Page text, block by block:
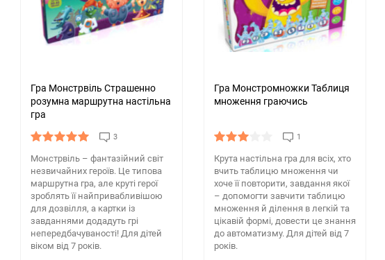
Гра Монстрвіль Страшенно
розумна маршрутна настільна
гра
3
Монстрвіль – фантазійний світ
незвичайних героїв. Це типова
маршрутна гра, але круті герої
зроблять її найпривабливішою
для дозвілля, а картки із
завданнями додадуть грі
непередбачуваності! Для дітей
віком від 7 років.
Гра Монстромножки Таблиця
множення граючись
1
Крута настільна гра для всіх, хто
вчить таблицю множення чи
хоче її повторити, завдання якої
– допомогти завчити таблицю
множення й ділення в легкій та
цікавій формі, довести це знання
до автоматизму. Для дітей від 7
років.